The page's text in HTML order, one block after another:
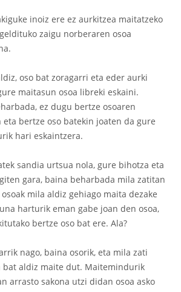
inoiz ere ez aurkitzea maitatzeko
zaigu norberaren osoa
oso bat zoragarri eta eder aurki
maitasun osoa libreki eskaini.
ez dugu bertze osoaren
eta bertze oso batekin joaten da gure
hari eskaintzera.
sandia urtsua nola, gure bihotza eta
gara, baina beharbada mila zatitan
mila aldiz gehiago maita dezake
harturik eman gabe joan den osoa,
bertze oso bat ere. Ala?
nago, baina osorik, eta mila zati
bat aldiz maite dut. Maitemindurik
arrasto sakona utzi didan osoa asko